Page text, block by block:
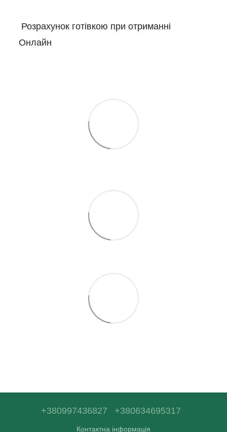
Розрахунок готівкою при отриманні
Онлайн
+380997436827 +380634695317
Контактна інформація